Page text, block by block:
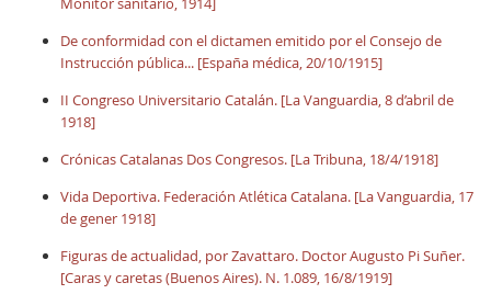
De conformidad con el dictamen emitido por el Consejo de
Instrucción pública... [España médica, 20/10/1915]
II Congreso Universitario Catalán. [La Vanguardia, 8 d’abril de
1918]
Crónicas Catalanas Dos Congresos. [La Tribuna, 18/4/1918]
Vida Deportiva. Federación Atlética Catalana. [La Vanguardia, 17
de gener 1918]
Figuras de actualidad, por Zavattaro. Doctor Augusto Pi Suñer.
[Caras y caretas (Buenos Aires). N. 1.089, 16/8/1919]